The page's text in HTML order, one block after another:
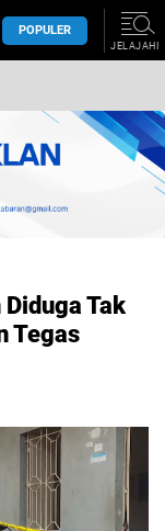
POPULER
JELAJAHI
Tak
Tegas